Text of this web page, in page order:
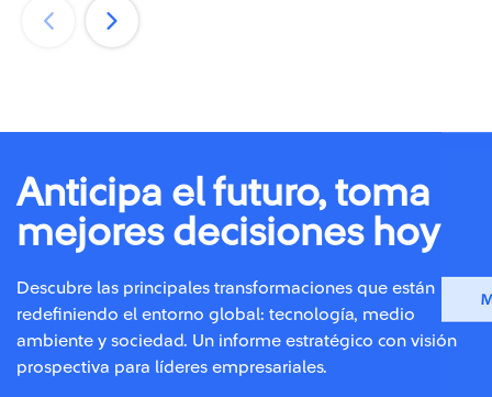
Anticipa el futuro, toma
mejores decisiones hoy
Descubre las principales transformaciones que están
redefiniendo el entorno global: tecnología, medio
ambiente y sociedad. Un informe estratégico con visión
prospectiva para líderes empresariales.